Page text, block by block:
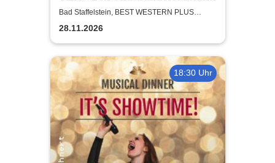
Mafia
Bad Staffelstein, BEST WESTERN PLUS
Kurhotel an der Obermaintherme
28.11.2026
18:30 Uhr